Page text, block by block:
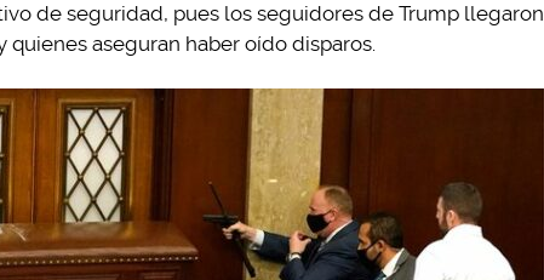
de seguridad, pues los seguidores de Trump llegaron
quienes aseguran haber oído disparos.